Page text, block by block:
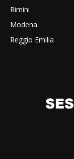
Rimini
Modena
Reggio Emilia